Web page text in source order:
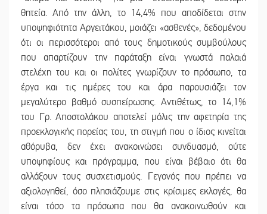
θητεία. Από την άλλη, το 14,4% που αποδίδεται στην
υποψηφιότητα Αργειτάκου, μοιάζει «ασθενές», δεδομένου
ότι οι περισσότεροι από τους δημοτικούς συμβούλους
που απαρτίζουν την παράταξη είναι γνωστά παλαιά
στελέχη του και οι πολίτες γνωρίζουν το πρόσωπο, τα
έργα και τις ημέρες του και άρα παρουσιάζει τον
μεγαλύτερο βαθμό συσπείρωσης. Αντιθέτως, το 14,1%
του Γρ. Αποστολάκου αποτελεί μόλις την αφετηρία της
προεκλογικής πορείας του, τη στιγμή που ο ίδιος κινείται
αθόρυβα, δεν έχει ανακοινώσει συνδυασμό, ούτε
υποψηφίους και πρόγραμμα, που είναι βέβαιο ότι θα
αλλάξουν τους συσχετισμούς. Γεγονός που πρέπει να
αξιολογηθεί, όσο πλησιάζουμε στις κρίσιμες εκλογές, θα
είναι τόσο τα πρόσωπα που θα ανακοινωθούν και